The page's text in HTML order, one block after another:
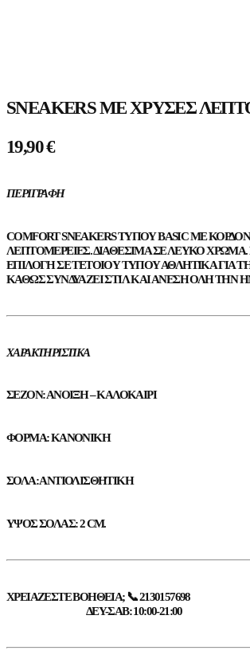
SNEAKERS ΜΕ ΧΡΥΣΈΣ
19,90€
ΠΕΡΙΓΡΑΦΉ
COMFORT SNEAKERS ΤΎΠΟΥ BASIC ΜΕ
ΛΕΠΤΟΜΈΡΕΙΕΣ. ΔΙΑΘΈΣΙΜΑ ΣΕ ΛΕΥΚΌ ΧΡΏΜΑ.
ΕΠΙΛΟΓΉ ΣΕ ΤΈΤΟΙΟΥ ΤΎΠΟΥ ΑΘΛΗΤΙΚΆ ΓΙΑ
ΚΑΘΏΣ ΣΥΝΔΥΆΖΕΙ ΣΤΙΛ ΚΑΙ ΆΝΕΣΗ ΌΛΗ ΤΗΝ
ΧΑΡΑΚΤΗΡΙΣΤΙΚΆ
ΣΕΖΌΝ: ΆΝΟΙΞΗ – ΚΑΛΟΚΑΊΡΙ
ΦΌΡΜΑ: ΚΑΝΟΝΙΚΉ
ΣΌΛΑ: ΑΝΤΙΟΛΙΣΘΗΤΙΚΉ
ΎΨΟΣ ΣΌΛΑΣ: 2 CM.
ΧΡΕΙΆΖΕΣΤΕ ΒΟΉΘΕΙΑ; 📞 2130157698
ΔΕΥ-ΣΑΒ: 10:00-21:00